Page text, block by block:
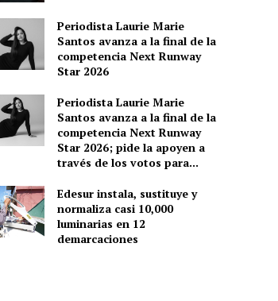
Periodista Laurie Marie
Santos avanza a la final de la
competencia Next Runway
Star 2026
Periodista Laurie Marie
Santos avanza a la final de la
competencia Next Runway
Star 2026; pide la apoyen a
través de los votos para...
Edesur instala, sustituye y
normaliza casi 10,000
luminarias en 12
demarcaciones